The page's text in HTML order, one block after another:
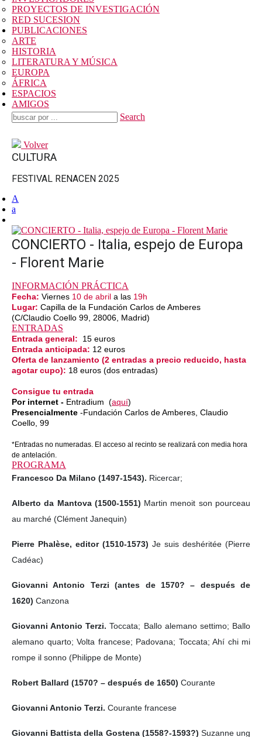
PROYECTOS DE INVESTIGACIÓN
RED SUCESION
PUBLICACIONES
ARTE
HISTORIA
LITERATURA Y MÚSICA
EUROPA
ÁFRICA
ESPACIOS
AMIGOS
Search
Volver
CULTURA
FESTIVAL RENACEN 2025
A
a
CONCIERTO - Italia, espejo de Europa
- Florent Marie
INFORMACIÓN PRÁCTICA
Fecha: Viernes 10 de abril a las 19h
Lugar: Capilla de la Fundación Carlos de Amberes
(C/Claudio Coello 99, 28006, Madrid)
ENTRADAS
Entrada general: 15 euros
Entrada anticipada: 12 euros
Oferta de lanzamiento (2 entradas a precio reducido, hasta
agotar cupo): 18 euros (dos entradas)
Consigue tu entrada
Por internet - Entradium (aquí)
Presencialmente -Fundación Carlos de Amberes, Claudio
Coello, 99
*Entradas no numeradas. El acceso al recinto se realizará con media hora
de antelación.
PROGRAMA
Francesco Da Milano (1497-1543). Ricercar;
Alberto da Mantova (1500-1551) Martin menoit son pourceau
au marché (Clément Janequin)
Pierre Phalèse, editor (1510-1573) Je suis deshéritée (Pierre
Cadéac)
Giovanni Antonio Terzi (antes de 1570? – después de
1620) Canzona
Giovanni Antonio Terzi.Toccata; Ballo alemano settimo; Ballo
alemano quarto; Volta francese; Padovana; Toccata; Ahí chi mi
rompe il sonno (Philippe de Monte)
Robert Ballard (1570? – después de 1650) Courante
Giovanni Antonio Terzi. Courante francese
Giovanni Battista della Gostena (1558?-1593?) Suzanne ung